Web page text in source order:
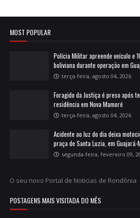
MOST POPULAR
Polícia Militar apreende veículo e
boliviana durante operação em
terça-feira, agosto 04, 2026
Foragido da Justiça é preso após
residência em Nova Mamoré
terça-feira, agosto 04, 2026
Acidente ao luz do dia deixa
praça de Santa Luzia, em Guajará-
segunda-feira, fevereiro 09,
O seu novo Portal de Noticias de Rondônia
POSTAGENS MAIS VISITADA DO MÊS